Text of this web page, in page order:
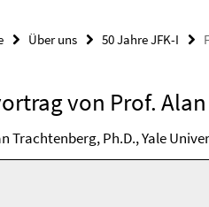
Über uns 50 Jahre JFK-I
von Prof.
Trachtenberg, Ph.D., Yale